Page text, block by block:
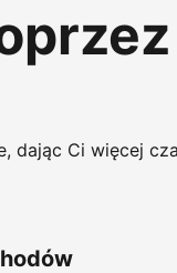
dając Ci więcej